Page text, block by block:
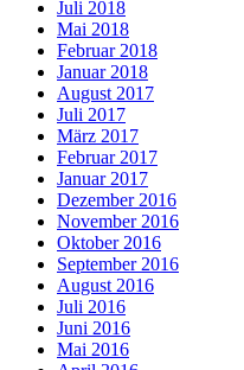
Juli 2018
Mai 2018
Februar 2018
Januar 2018
August 2017
Juli 2017
März 2017
Februar 2017
Januar 2017
Dezember 2016
November 2016
Oktober 2016
September 2016
August 2016
Juli 2016
Juni 2016
Mai 2016